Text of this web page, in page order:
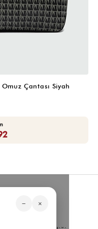
Çantası Siyah
Kurumsal
− ×